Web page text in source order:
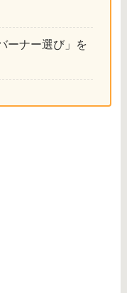
ーナー選び」を